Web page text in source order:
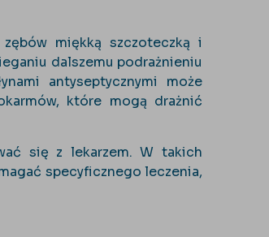
miękką szczoteczką i
dalszemu podrażnieniu
antyseptycznymi może
które mogą drażnić
się z lekarzem. W takich
specyficznego leczenia,